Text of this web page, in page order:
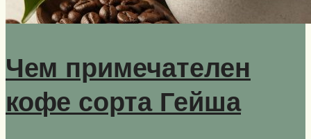
Чем примечателен
кофе сорта Гейша